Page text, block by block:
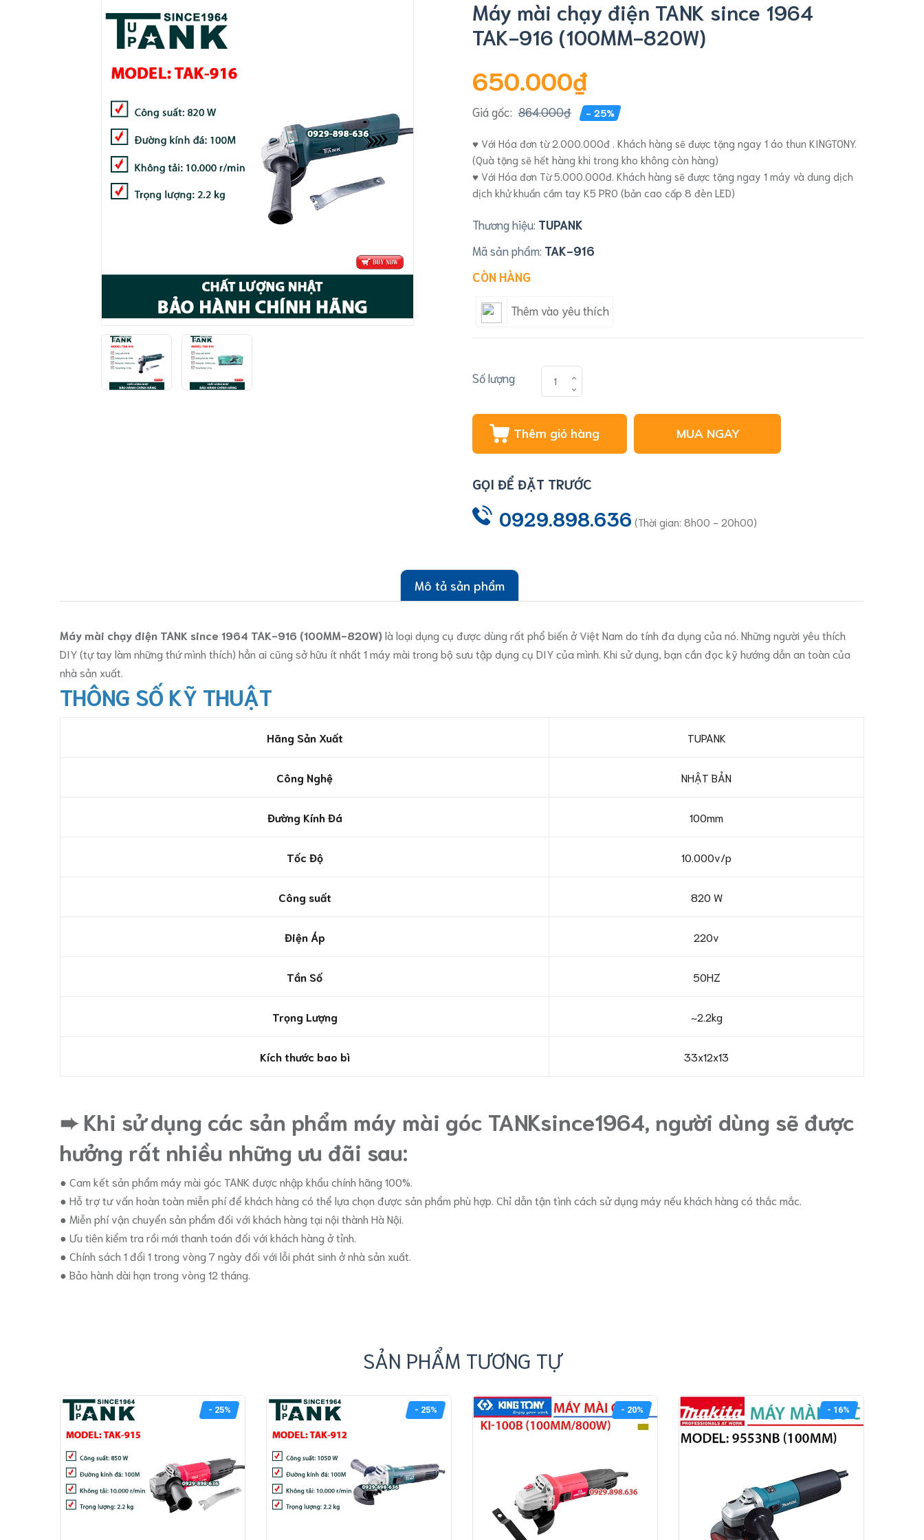
Máy mài chạy điện TANK since 1964
TAK-916 (100MM-820W)
650.000₫
Giá gốc: 864.000₫ - 25%
♥ Với Hóa đơn từ 2.000.000đ . Khách hàng sẽ được tặng ngay 1 áo thun KINGTONY.
(Quà tặng sẽ hết hàng khi trong kho không còn hàng)
♥ Với Hóa đơn Từ 5.000.000đ. Khách hàng sẽ được tặng ngay 1 máy và dung dịch
dịch khử khuẩn cầm tay K5 PRO (bản cao cấp 8 đèn LED)
Thương hiệu: TUPANK
Mã sản phẩm: TAK-916
CÒN HÀNG
Thêm vào yêu thích
Số lượng
Thêm giỏ hàng MUA NGAY
GỌI ĐỂ ĐẶT TRƯỚC
0929.898.636 (Thời gian: 8h00 - 20h00)
Mô tả sản phẩm
Máy mài chạy điện TANK since 1964 TAK-916 (100MM-820W) là loại dụng cụ được dùng rất phổ biến ở Việt Nam do tính đa dụng của nó. Những người yêu thích
DIY (tự tay làm những thứ mình thích) hẳn ai cũng sở hữu ít nhất 1 máy mài trong bộ sưu tập dụng cụ DIY của mình. Khi sử dụng, bạn cần đọc kỹ hướng dẫn an toàn của
nhà sản xuất.
THÔNG SỐ KỸ THUẬT
Hãng Sản Xuất TUPANK
Công Nghệ NHẬT BẢN
Đường Kính Đá 100mm
Tốc Độ 10.000v/p
Công suất 820 W
Điện Áp 220v
Tần Số 50HZ
Trọng Lượng ~2.2kg
Kích thước bao bì 33x12x13
➨ Khi sử dụng các sản phẩm máy mài góc TANKsince1964, người dùng sẽ được
hưởng rất nhiều những ưu đãi sau:
● Cam kết sản phẩm máy mài góc TANK được nhập khẩu chính hãng 100%.
● Hỗ trợ tư vấn hoàn toàn miễn phí để khách hàng có thể lựa chọn được sản phẩm phù hợp. Chỉ dẫn tận tình cách sử dụng máy nếu khách hàng có thắc mắc.
● Miễn phí vận chuyển sản phẩm đối với khách hàng tại nội thành Hà Nội.
● Ưu tiên kiểm tra rồi mới thanh toán đối với khách hàng ở tỉnh.
● Chính sách 1 đổi 1 trong vòng 7 ngày đối với lỗi phát sinh ở nhà sản xuất.
● Bảo hành dài hạn trong vòng 12 tháng.
SẢN PHẨM TƯƠNG TỰ
- 25% - 25% - 20% - 16%